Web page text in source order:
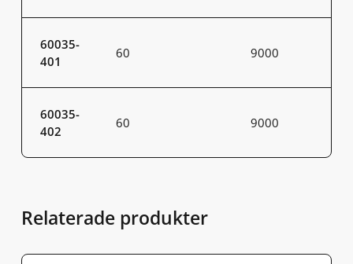
60035-
401
60 9000
60035-
402
60 9000
Relaterade produkter